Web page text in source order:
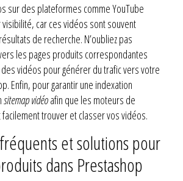
sur des plateformes comme YouTube
car ces vidéos sont souvent
de recherche. N’oubliez pas
les pages produits correspondantes
vidéos pour générer du trafic vers votre
Enfin, pour garantir une indexation
sitemap vidéoafin que les moteurs de
trouver et classer vos vidéos.
et solutions pour
dans Prestashop